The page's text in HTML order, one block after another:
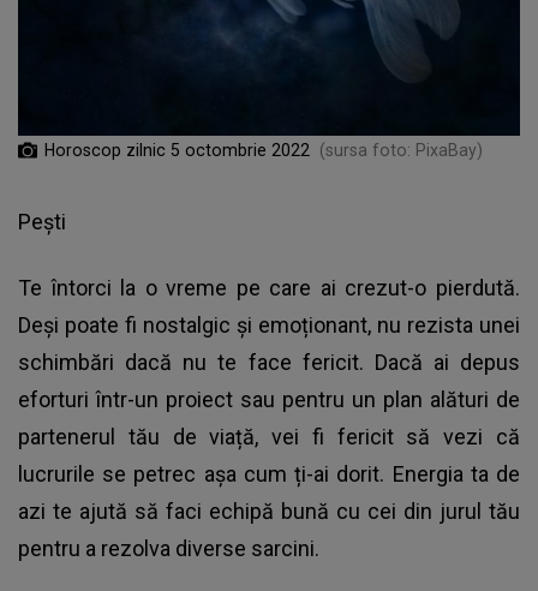
Horoscop zilnic 5 octombrie 2022 (sursa foto: PixaBay)
Pești
Te întorci la o vreme pe care ai crezut-o pierdută.
Deși poate fi nostalgic și emoționant, nu rezista unei
schimbări dacă nu te face fericit. Dacă ai depus
eforturi într-un proiect sau pentru un plan alături de
partenerul tău de viață, vei fi fericit să vezi că
lucrurile se petrec așa cum ți-ai dorit. Energia ta de
azi te ajută să faci echipă bună cu cei din jurul tău
pentru a rezolva diverse sarcini.